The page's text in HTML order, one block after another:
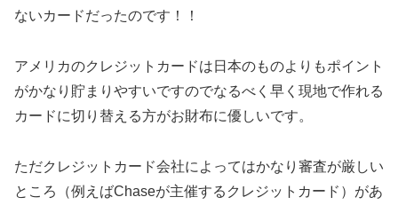
ないカードだったのです！！
アメリカのクレジットカードは日本のものよりもポイント
がかなり貯まりやすいですのでなるべく早く現地で作れる
カードに切り替える方がお財布に優しいです。
ただクレジットカード会社によってはかなり審査が厳しい
ところ（例えばChaseが主催するクレジットカード）があ